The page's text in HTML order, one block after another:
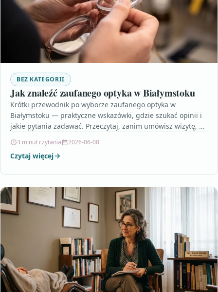
BEZ KATEGORII
Jak znaleźć zaufanego optyka w Białymstoku
Krótki przewodnik po wyborze zaufanego optyka w
Białymstoku — praktyczne wskazówki, gdzie szukać opinii i
jakie pytania zadawać. Przeczytaj, zanim umówisz wizytę, by
3 minut czytania 2026-06-08
Czytaj więcej